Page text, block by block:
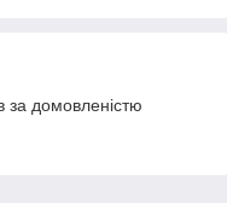
за домовленістю